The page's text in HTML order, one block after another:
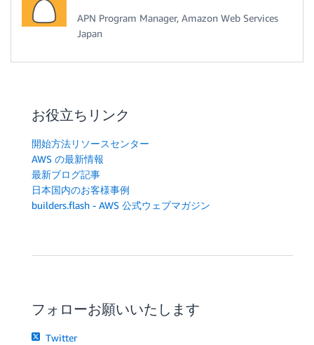
APN Program Manager, Amazon Web Services
Japan
お役立ちリンク
開始方法リソースセンター
AWS の最新情報
最新ブログ記事
日本国内のお客様事例
builders.flash - AWS 公式ウェブマガジン
フォローお願いいたします
Twitter